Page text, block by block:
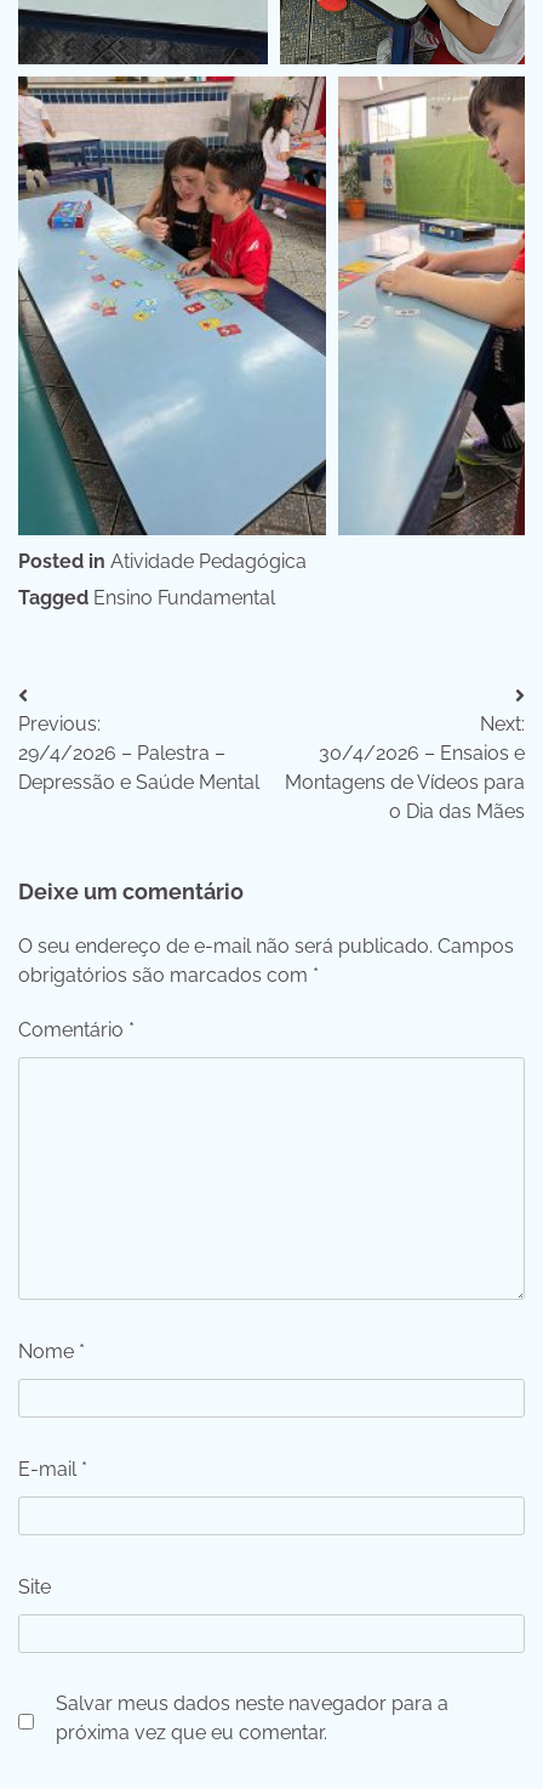
Posted in Atividade Pedagógica
Tagged Ensino Fundamental
Navegação
de
Post
Previous:
29/4/2026 – Palestra –
Depressão e Saúde Mental
Next:
30/4/2026 – Ensaios e
Montagens de Vídeos para
o Dia das Mães
Deixe um comentário
O seu endereço de e-mail não será publicado. Campos
obrigatórios são marcados com *
Comentário *
Nome *
E-mail *
Site
Salvar meus dados neste navegador para a
próxima vez que eu comentar.